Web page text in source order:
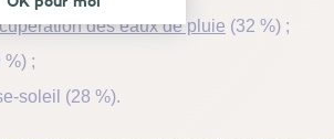
des eaux de pluie (32 %) ;
%) ;
soleil (28 %).